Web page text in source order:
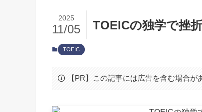
TOEICの独学で挫
2025
11/05
TOEIC
【PR】この記事には広告を含む場合が